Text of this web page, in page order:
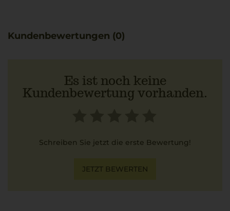
Kundenbewertungen (0)
Es ist noch keine
Kundenbewertung vorhanden.
Schreiben Sie jetzt die erste Bewertung!
JETZT BEWERTEN